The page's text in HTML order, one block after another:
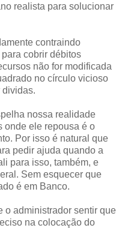
realista para solucionar
contraindo
cobrir débitos
não for modificada
no círculo vicioso
dividas.
nossa realidade
onde ele repousa é o
Por isso é natural que
pedir ajuda quando a
para isso, também, e
Sem esquecer que
é em Banco.
o administrador sentir que
na colocação do